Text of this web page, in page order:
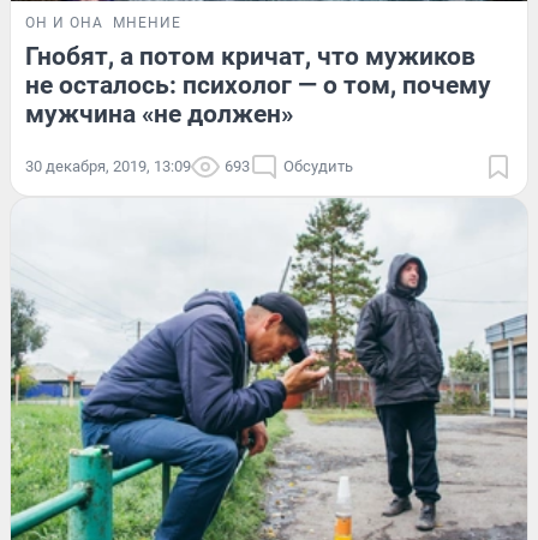
ОН И ОНА МНЕНИЕ
Гнобят, а потом кричат, что мужиков
не осталось: психолог — о том, почему
мужчина «не должен»
30 декабря, 2019, 13:09 693 Обсудить